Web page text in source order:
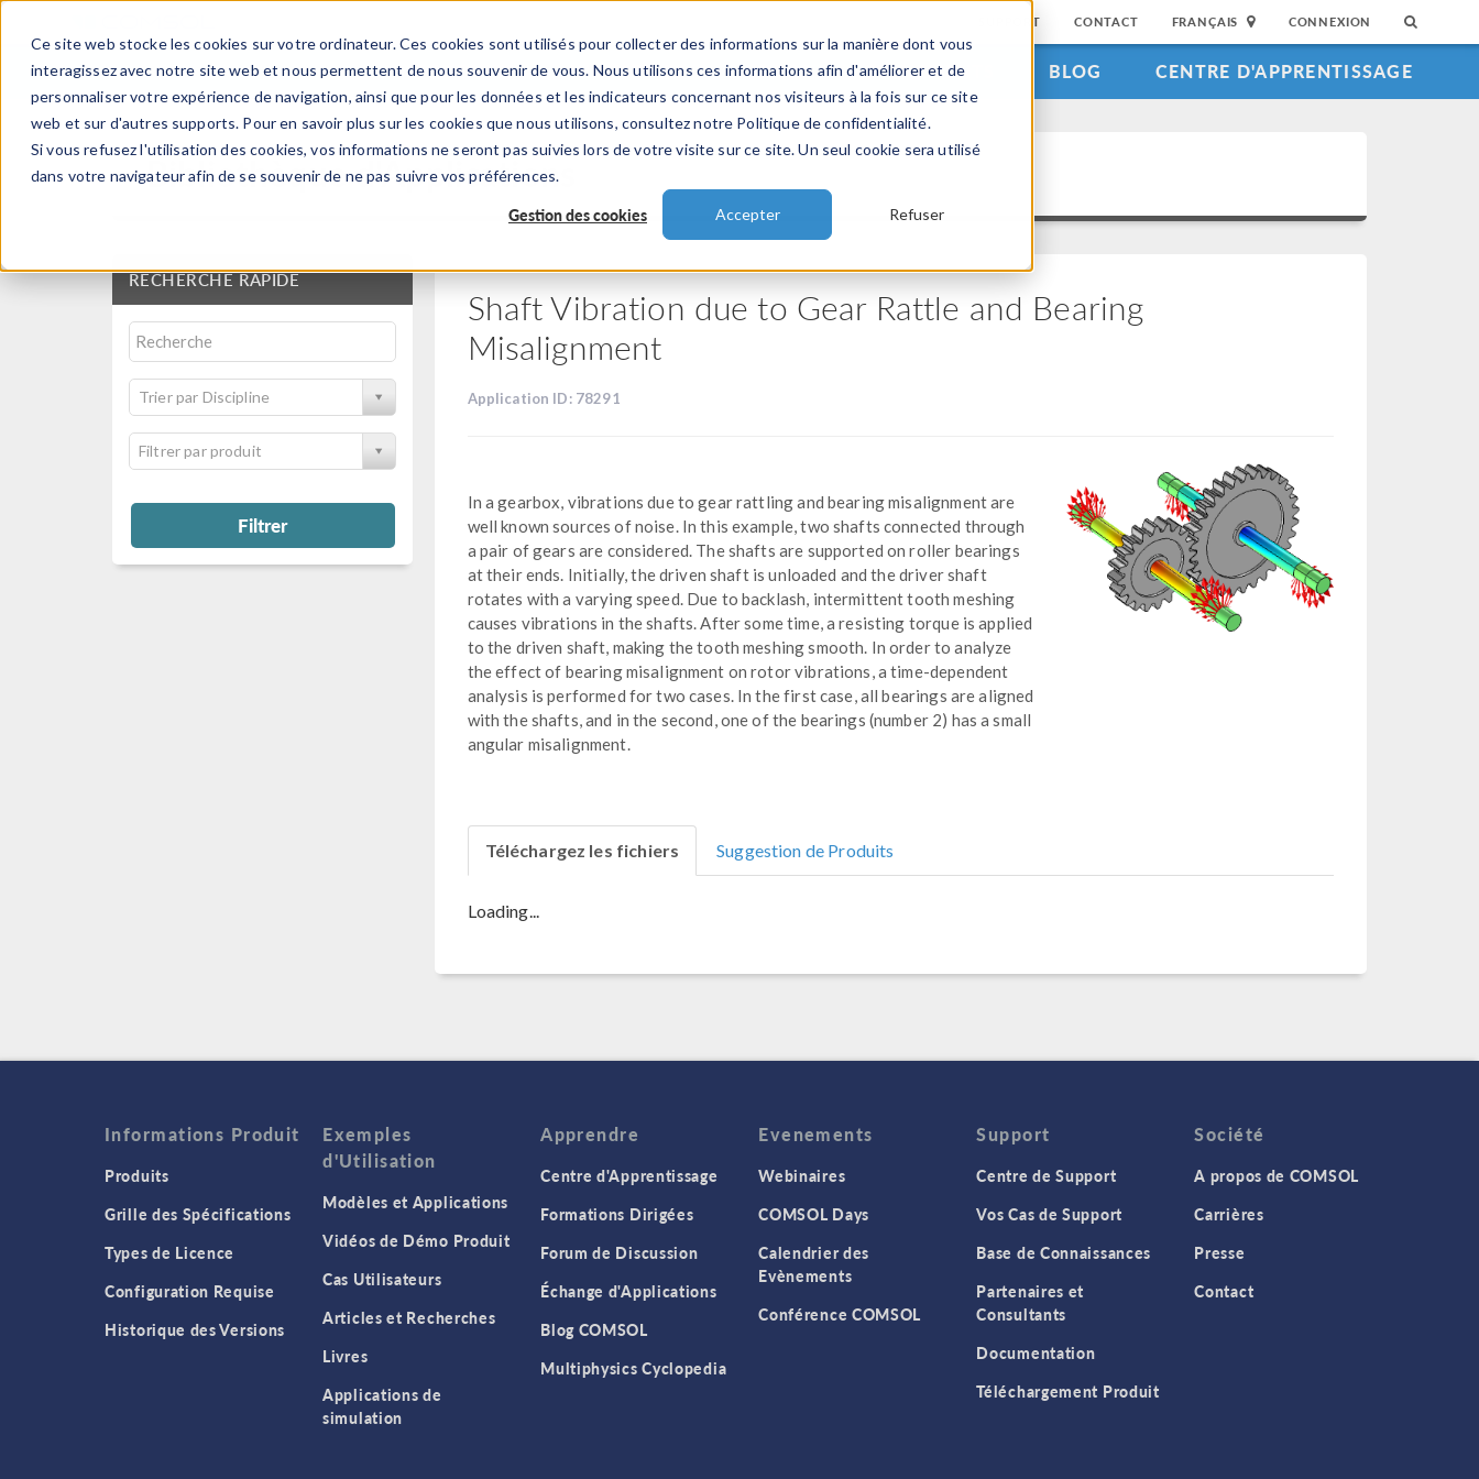
Ce site web stocke les cookies sur votre ordinateur. Ces cookies sont utilisés pour collecter des informations sur la manière dont vous
interagissez avec notre site web et nous permettent de nous souvenir de vous. Nous utilisons ces informations afin d'améliorer et de
personnaliser votre expérience de navigation, ainsi que pour les données et les indicateurs concernant nos visiteurs à la fois sur ce site
web et sur d'autres supports. Pour en savoir plus sur les cookies que nous utilisons, consultez notre Politique de confidentialité.
Si vous refusez l'utilisation des cookies, vos informations ne seront pas suivies lors de votre visite sur ce site. Un seul cookie sera utilisé
dans votre navigateur afin de se souvenir de ne pas suivre vos préférences.
Gestion des cookies Accepter Refuser
SUPPORT CONTACT FRANÇAIS CONNEXION
PRODUITS INDUSTRIES VIDEOS EVENEMENTS BLOG CENTRE D'APPRENTISSAGE
Bibliothèque d'Applications
RECHERCHE RAPIDE
Trier par Discipline
Filtrer par produit
Filtrer
Shaft Vibration due to Gear Rattle and Bearing
Misalignment
Application ID: 78291
In a gearbox, vibrations due to gear rattling and bearing misalignment are
well known sources of noise. In this example, two shafts connected through
a pair of gears are considered. The shafts are supported on roller bearings
at their ends. Initially, the driven shaft is unloaded and the driver shaft
rotates with a varying speed. Due to backlash, intermittent tooth meshing
causes vibrations in the shafts. After some time, a resisting torque is applied
to the driven shaft, making the tooth meshing smooth. In order to analyze
the effect of bearing misalignment on rotor vibrations, a time-dependent
analysis is performed for two cases. In the first case, all bearings are aligned
with the shafts, and in the second, one of the bearings (number 2) has a small
angular misalignment.
Téléchargez les fichiers Suggestion de Produits
Loading...
Informations Produit
Produits
Grille des Spécifications
Types de Licence
Configuration Requise
Historique des Versions
Exemples
d'Utilisation
Modèles et Applications
Vidéos de Démo Produit
Cas Utilisateurs
Articles et Recherches
Livres
Applications de
simulation
Apprendre
Centre d'Apprentissage
Formations Dirigées
Forum de Discussion
Échange d'Applications
Blog COMSOL
Multiphysics Cyclopedia
Evenements
Webinaires
COMSOL Days
Calendrier des
Evènements
Conférence COMSOL
Support
Centre de Support
Vos Cas de Support
Base de Connaissances
Partenaires et
Consultants
Documentation
Téléchargement Produit
Société
A propos de COMSOL
Carrières
Presse
Contact